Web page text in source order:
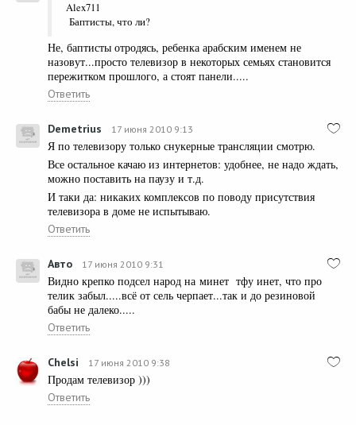
Alex711
Баптисты, что ли?
Не, баптисты отродясь, ребенка арабским именем не
назовут...просто телевизор в некоторых семьях становится
пережитком прошлого, а стоят панели.....
Ответить
Demetrius 17 июня 2010 9:13
Я по телевизору только снукерные трансляции смотрю.
Все остальное качаю из интернетов: удобнее, не надо ждать,
можно поставить на паузу и т.д.
И таки да: никаких комплексов по поводу присутствия
телевизора в доме не испытываю.
Ответить
Авто 17 июня 2010 9:31
Видно крепко подсел народ на минет тфу инет, что про
телик забыл.....всё от сель черпает...так и до резиновой
бабы не далеко.....
Ответить
Chelsi 17 июня 2010 9:38
Продам телевизор )))
Ответить